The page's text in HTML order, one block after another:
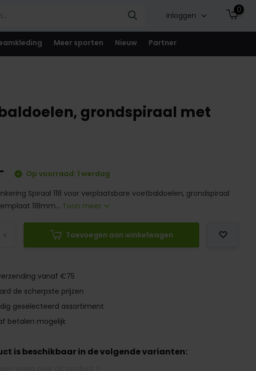
Inloggen
0
Meer sporten Nieuw Partner
grondspiraal met
Op voorraad: 1 werdag
Spiraal 118 voor verplaatsbare voetbaldoelen, grondspiraal
118mm... Toon meer
Toevoegen aan winkelwagen
vanaf €75
de scherpste prijzen
geselecteerd assortiment
betalen mogelijk
is beschikbaar in de volgende varianten: